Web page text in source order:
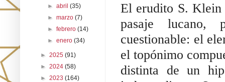
El erudito S.
pasaje lucano,
cuestionable: el
el topónimo
distinta de un
►abril(35)
►marzo(7)
►febrero(14)
►enero(34)
► 2025 (91)
► 2024 (58)
► 2023 (164)